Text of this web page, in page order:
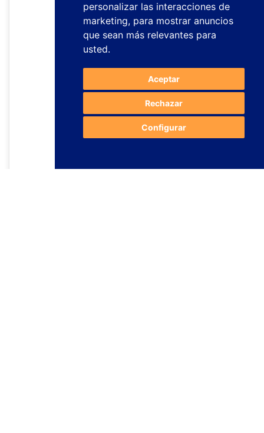
personalizar las interacciones de
marketing, para mostrar anuncios
que sean más relevantes para
usted.
Aceptar
Rechazar
Configurar